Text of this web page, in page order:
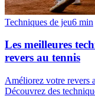
Techniques de jeu6 min
Les meilleures
revers au tennis
Améliorez votre revers
Découvrez des